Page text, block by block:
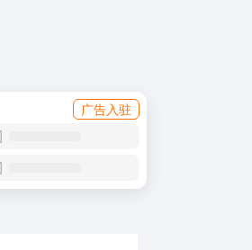
广告入驻